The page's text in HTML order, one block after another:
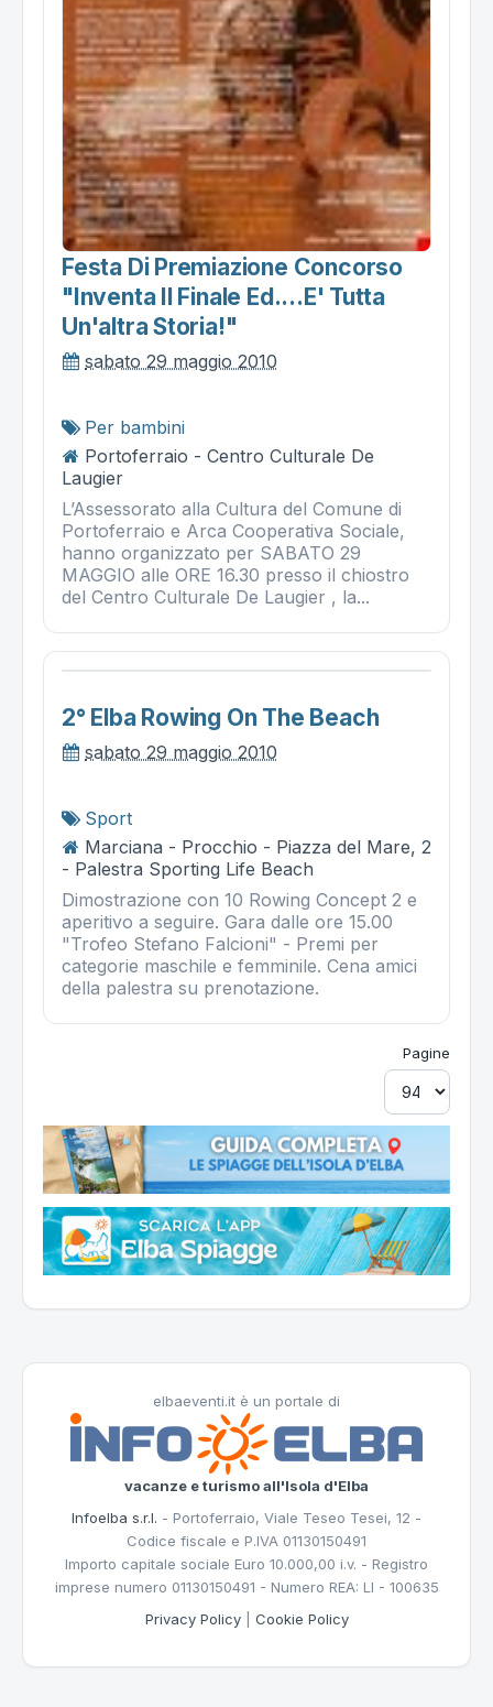
Festa Di Premiazione Concorso
"inventa Il Finale Ed....e' Tutta
Un'altra Storia!"
sabato 29 maggio 2010
Per bambini
Portoferraio - Centro Culturale De
Laugier
L’Assessorato alla Cultura del Comune di
Portoferraio e Arca Cooperativa Sociale,
hanno organizzato per SABATO 29
MAGGIO alle ORE 16.30 presso il chiostro
del Centro Culturale De Laugier , la...
2° Elba Rowing On The Beach
sabato 29 maggio 2010
Sport
Marciana - Procchio - Piazza del Mare, 2
- Palestra Sporting Life Beach
Dimostrazione con 10 Rowing Concept 2 e
aperitivo a seguire. Gara dalle ore 15.00
"Trofeo Stefano Falcioni" - Premi per
categorie maschile e femminile. Cena amici
della palestra su prenotazione.
Pagine
elbaeventi.it è un portale di
vacanze e turismo all'Isola d'Elba
Infoelba s.r.l. - Portoferraio, Viale Teseo Tesei, 12 -
Codice fiscale e P.IVA 01130150491
Importo capitale sociale Euro 10.000,00 i.v. - Registro
imprese numero 01130150491 - Numero REA: LI - 100635
Privacy Policy| Cookie Policy